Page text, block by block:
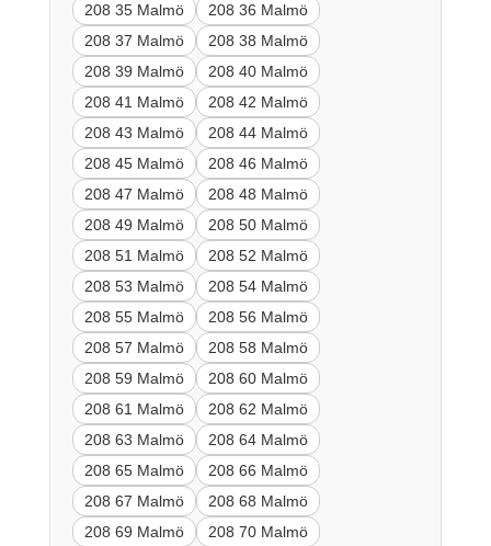
208 35 Malmö
208 36 Malmö
208 37 Malmö
208 38 Malmö
208 39 Malmö
208 40 Malmö
208 41 Malmö
208 42 Malmö
208 43 Malmö
208 44 Malmö
208 45 Malmö
208 46 Malmö
208 47 Malmö
208 48 Malmö
208 49 Malmö
208 50 Malmö
208 51 Malmö
208 52 Malmö
208 53 Malmö
208 54 Malmö
208 55 Malmö
208 56 Malmö
208 57 Malmö
208 58 Malmö
208 59 Malmö
208 60 Malmö
208 61 Malmö
208 62 Malmö
208 63 Malmö
208 64 Malmö
208 65 Malmö
208 66 Malmö
208 67 Malmö
208 68 Malmö
208 69 Malmö
208 70 Malmö